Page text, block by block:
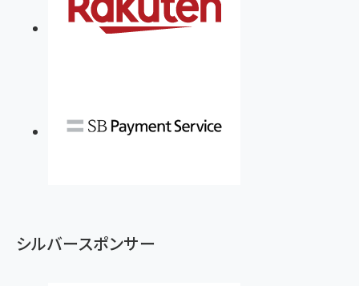
シルバースポンサー